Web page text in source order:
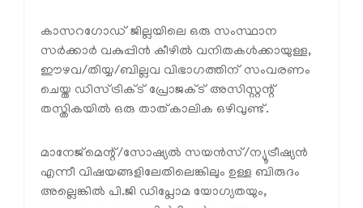
കാസറഗോഡ് ജില്ലയിലെ ഒരു സംസ്ഥാന
സർക്കാർ വകുപ്പിൻ കീഴിൽ വനിതകൾക്കായുള്ള,
ഈഴവ/തിയ്യ/ബില്ലവ വിഭാഗത്തിന് സംവരണം
ചെയ്ത ഡിസ്ട്രിക്ട് പ്രോജക്ട് അസിസ്റ്റന്റ്
തസ്തികയിൽ ഒരു താത്കാലിക ഒഴിവുണ്ട്.
മാനേജ്‌മെന്റ്/സോഷ്യൽ സയൻസ്/ന്യൂട്രീഷ്യൻ
എന്നീ വിഷയങ്ങളിലേതിലെങ്കിലും ഉള്ള ബിരുദം
അല്ലെങ്കിൽ പി.ജി ഡിപ്ലോമ യോഗ്യതയും,